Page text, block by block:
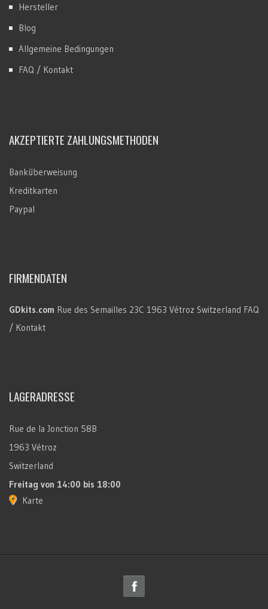
Hersteller
Blog
Allgemeine Bedingungen
FAQ / Kontakt
AKZEPTIERTE ZAHLUNGSMETHODEN
Banküberweisung
Kreditkarten
Paypal
FIRMENDATEN
GDkits.com Rue des Semailles 23C 1963 Vétroz Switzerland FAQ
/ Kontakt
LAGERADRESSE
Rue de la Jonction 58B
1963 Vétroz
Switzerland
Freitag von 14:00 bis 18:00
Karte